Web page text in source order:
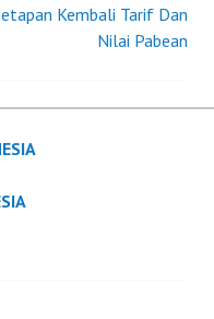
DENGAN
PERATURAN
Kembali Tarif Dan
Nilai Pabean